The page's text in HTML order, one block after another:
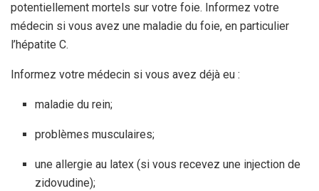
potentiellement mortels sur votre foie. Informez votre
médecin si vous avez une maladie du foie, en particulier
l’hépatite C.
Informez votre médecin si vous avez déjà eu :
maladie du rein;
problèmes musculaires;
une allergie au latex (si vous recevez une injection de
zidovudine);